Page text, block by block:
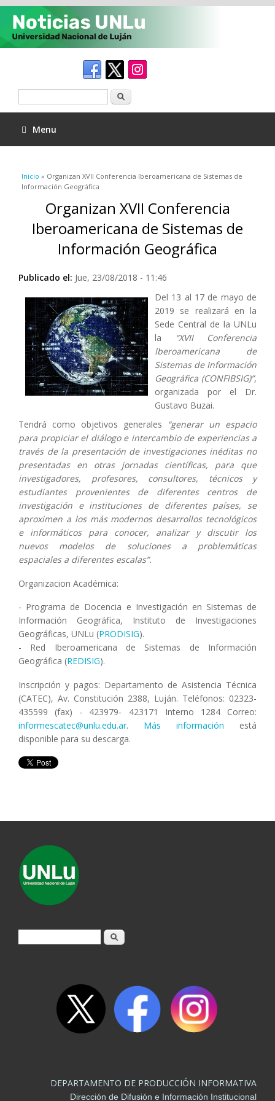
Menu
Se encuentra usted aquí
Inicio » Organizan XVII Conferencia Iberoamericana de Sistemas de
Información Geográfica
Organizan XVII Conferencia
Iberoamericana de Sistemas de
Información Geográfica
Publicado el: Jue, 23/08/2018 - 11:46
Del 13 al 17 de mayo de
2019 se realizará en la
Sede Central de la UNLu
la
“XVII Conferencia
Iberoamericana de
Sistemas de Información
Geográfica (CONFIBSIG)”,
organizada por el Dr.
Gustavo Buzai.
Tendrá como objetivos generales
“generar un espacio
para propiciar el diálogo e intercambio de experiencias a
través de la presentación de investigaciones inéditas no
presentadas en otras jornadas científicas, para que
investigadores, profesores, consultores, técnicos y
estudiantes provenientes de diferentes centros de
investigación e instituciones de diferentes países, se
aproximen a los más modernos desarrollos tecnológicos
e informáticos para conocer, analizar y discutir los
nuevos modelos de soluciones a problemáticas
espaciales a diferentes escalas”.
Organizacion Académica:
- Programa de Docencia e Investigación en Sistemas de
Información Geográfica, Instituto de Investigaciones
Geográficas, UNLu (PRODISIG).
- Red Iberoamericana de Sistemas de Información
Geográfica (REDISIG).
Inscripción y pagos: Departamento de Asistencia Técnica
(CATEC), Av. Constitución 2388, Luján. Teléfonos: 02323-
435599 (fax) - 423979- 423171 Interno 1284 Correo:
informescatec@unlu.edu.ar. Más información está
disponible para su descarga.
Formulario de búsqueda
Buscar
DEPARTAMENTO DE PRODUCCIÓN INFORMATIVA
Dirección de Difusión e Información Institucional